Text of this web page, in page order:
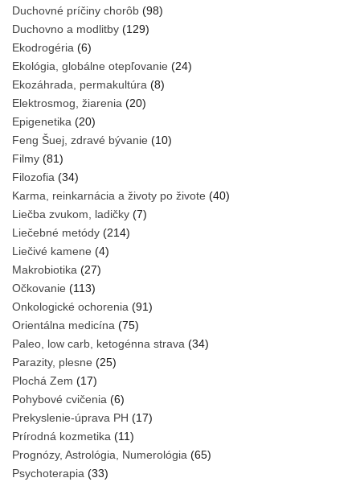
Duchovné príčiny chorôb (98)
Duchovno a modlitby (129)
Ekodrogéria (6)
Ekológia, globálne otepľovanie (24)
Ekozáhrada, permakultúra (8)
Elektrosmog, žiarenia (20)
Epigenetika (20)
Feng Šuej, zdravé bývanie (10)
Filmy (81)
Filozofia (34)
Karma, reinkarnácia a životy po živote (40)
Liečba zvukom, ladičky (7)
Liečebné metódy (214)
Liečivé kamene (4)
Makrobiotika (27)
Očkovanie (113)
Onkologické ochorenia (91)
Orientálna medicína (75)
Paleo, low carb, ketogénna strava (34)
Parazity, plesne (25)
Plochá Zem (17)
Pohybové cvičenia (6)
Prekyslenie-úprava PH (17)
Prírodná kozmetika (11)
Prognózy, Astrológia, Numerológia (65)
Psychoterapia (33)